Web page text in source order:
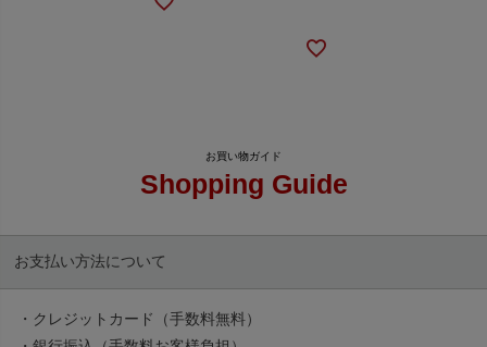
Shopping Guide
お支払い方法について
・クレジットカード（手数料無料）